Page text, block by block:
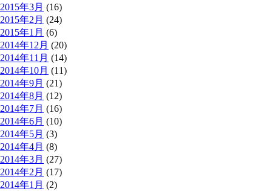
2015年3月 (16)
2015年2月 (24)
2015年1月 (6)
2014年12月 (20)
2014年11月 (14)
2014年10月 (11)
2014年9月 (21)
2014年8月 (12)
2014年7月 (16)
2014年6月 (10)
2014年5月 (3)
2014年4月 (8)
2014年3月 (27)
2014年2月 (17)
2014年1月 (2)